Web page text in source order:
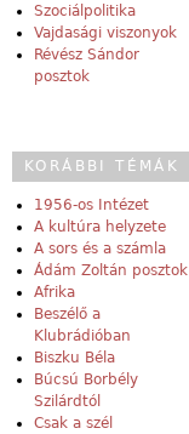
Szociálpolitika
Vajdasági viszonyok
Révész Sándor
posztok
KORÁBBI TÉMÁK
1956-os Intézet
A kultúra helyzete
A sors és a számla
Ádám Zoltán posztok
Afrika
Beszélő a
Klubrádióban
Biszku Béla
Búcsú Borbély
Szilárdtól
Csak a szél